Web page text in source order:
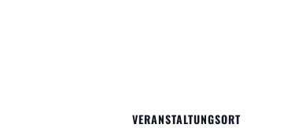
VERANSTALTUNGSORT